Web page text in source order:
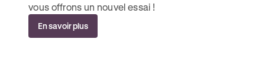
vous offrons un nouvel essai !
En savoir plus